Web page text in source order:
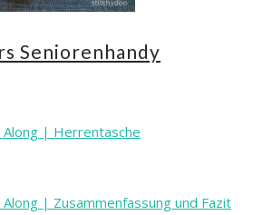
Seniorenhandy
Along | Herrentasche
| Zusammenfassung und Fazit